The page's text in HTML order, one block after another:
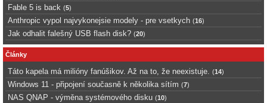
Fable 5 is back (5)
Anthropic vypol najvykonejsie modely - pre vsetkych (16)
Jak odhalit falešný USB flash disk? (20)
Články
Táto kapela má milióny fanúšikov. Až na to, že neexistuje. (14)
Windows 11 - připojení současně k několika sítím (7)
NAS QNAP - výměna systémového disku (10)